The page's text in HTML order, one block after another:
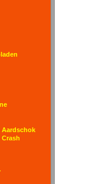
Aardschok
Crash